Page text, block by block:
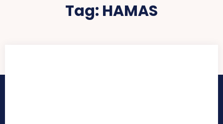
Tag: HAMAS